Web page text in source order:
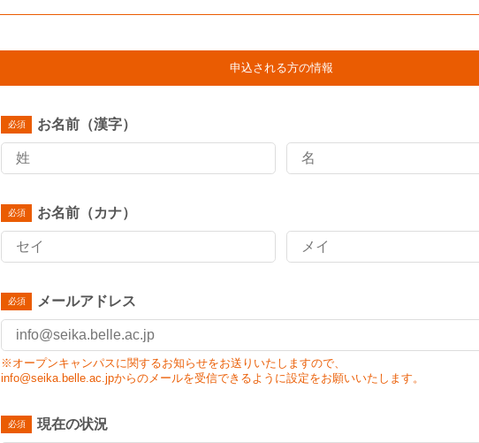
申込される方の情報
お名前（漢字）
お名前（カナ）
メールアドレス
※オープンキャンパスに関するお知らせをお送りいたしますので、
info@seika.belle.ac.jpからのメールを受信できるように設定をお願いいたします。
現在の状況